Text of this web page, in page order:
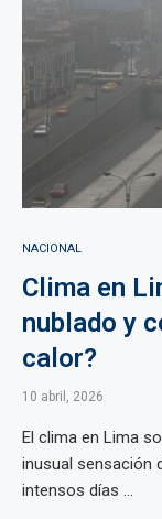
NACIONAL
Clima en
nublado y
calor?
10 abril, 2026
El clima en Lima
inusual sensación
intensos días ...